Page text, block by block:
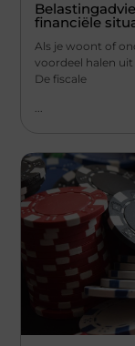
financiële
Als je woont of
voordeel halen
De fiscale
...